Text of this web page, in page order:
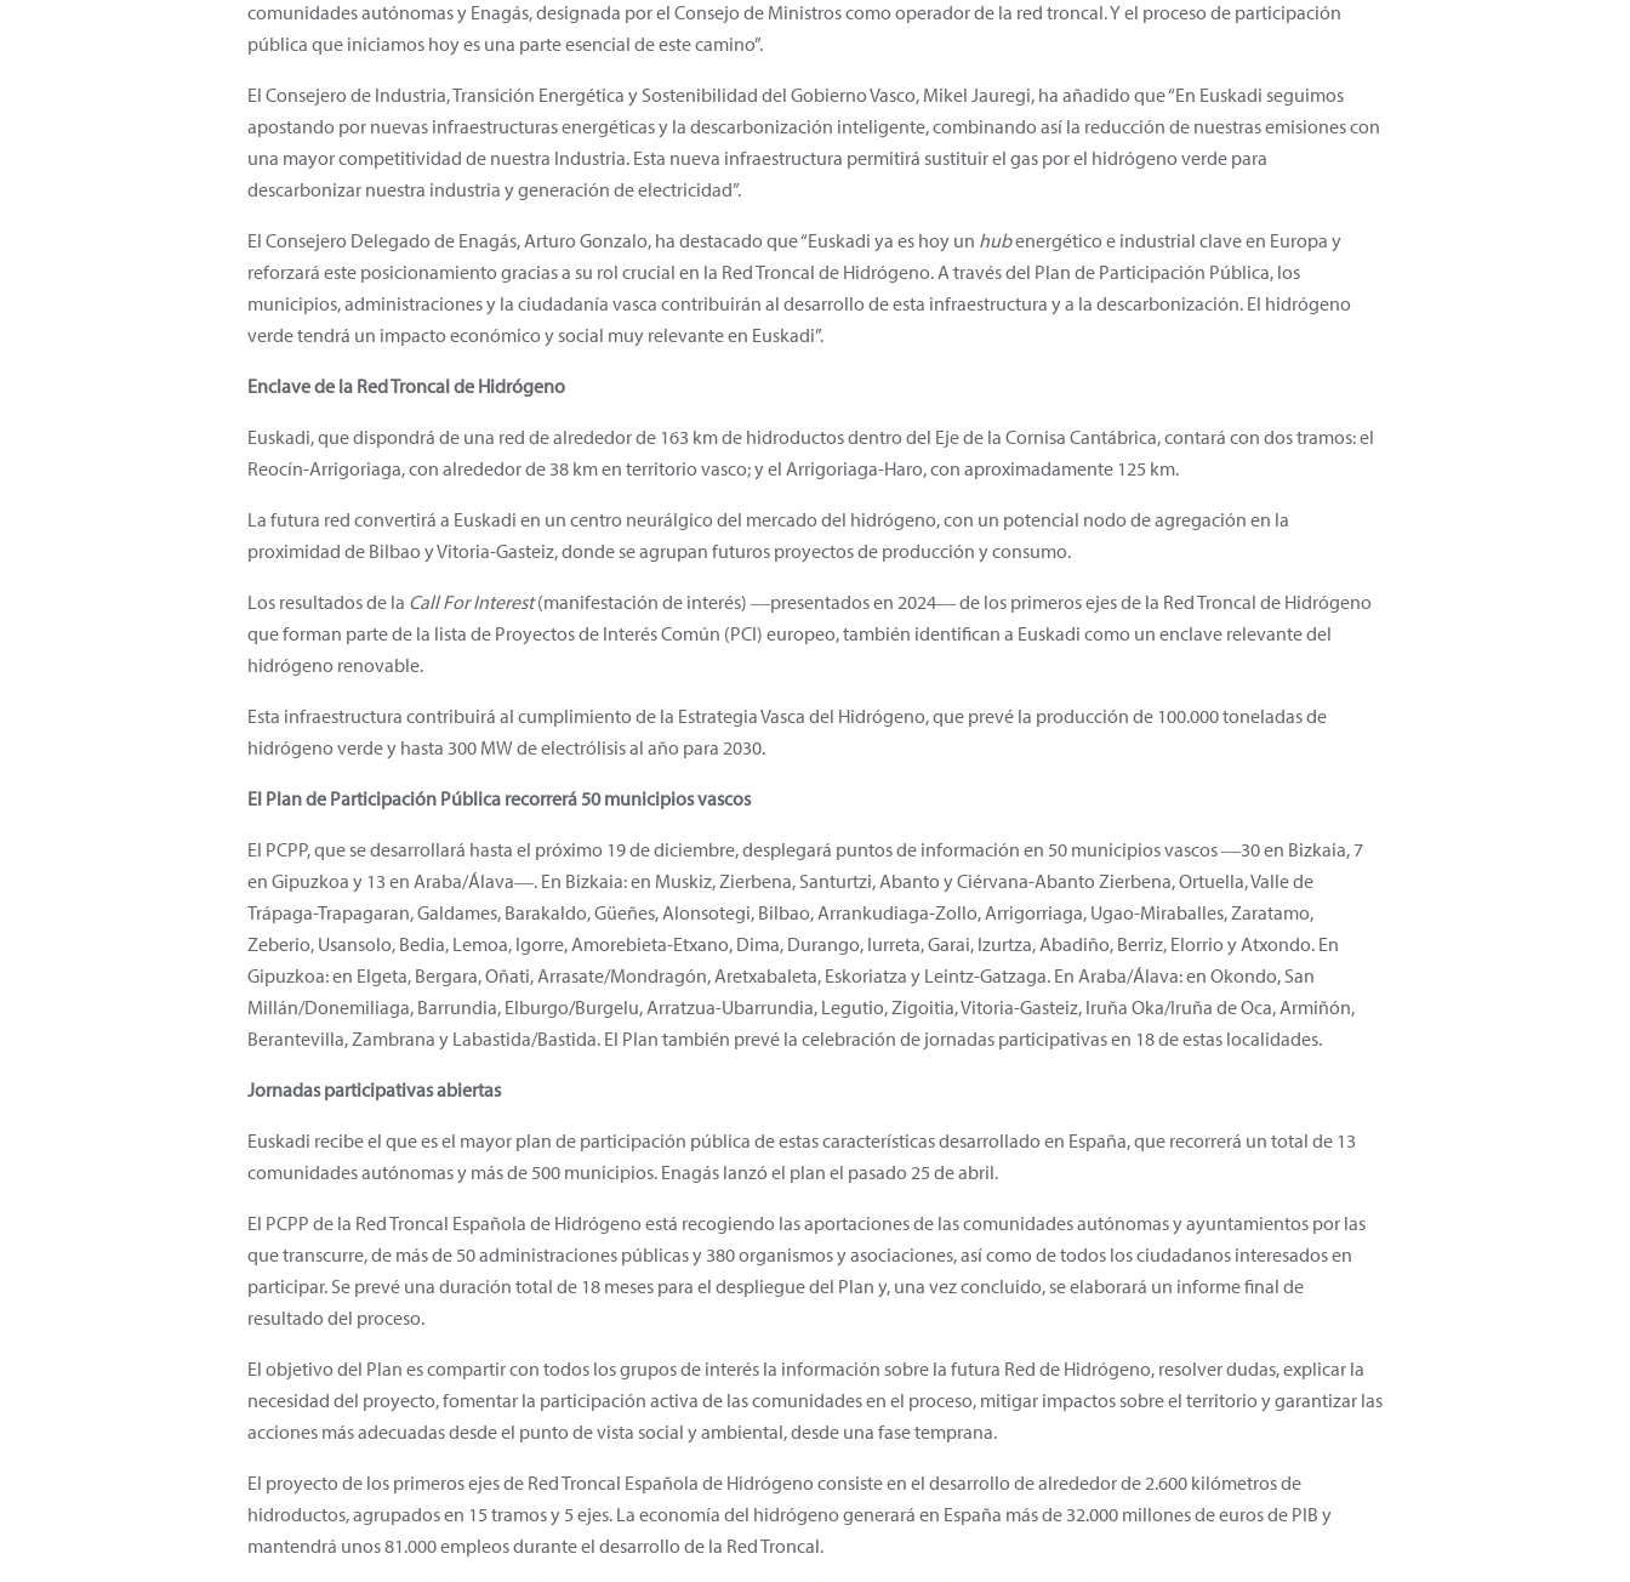
comunidades autónomas y Enagás, designada por el Consejo de Ministros como operador de la red troncal. Y el proceso de participación
pública que iniciamos hoy es una parte esencial de este camino”.
El Consejero de Industria, Transición Energética y Sostenibilidad del Gobierno Vasco, Mikel Jauregi, ha añadido que “En Euskadi seguimos
apostando por nuevas infraestructuras energéticas y la descarbonización inteligente, combinando así la reducción de nuestras emisiones con
una mayor competitividad de nuestra Industria. Esta nueva infraestructura permitirá sustituir el gas por el hidrógeno verde para
descarbonizar nuestra industria y generación de electricidad”.
El Consejero Delegado de Enagás, Arturo Gonzalo, ha destacado que “Euskadi ya es hoy un hubenergético e industrial clave en Europa y
reforzará este posicionamiento gracias a su rol crucial en la Red Troncal de Hidrógeno. A través del Plan de Participación Pública, los
municipios, administraciones y la ciudadanía vasca contribuirán al desarrollo de esta infraestructura y a la descarbonización. El hidrógeno
verde tendrá un impacto económico y social muy relevante en Euskadi”.
Enclave de la Red Troncal de Hidrógeno
Euskadi, que dispondrá de una red de alrededor de 163 km de hidroductos dentro del Eje de la Cornisa Cantábrica, contará con dos tramos: el
Reocín-Arrigoriaga, con alrededor de 38 km en territorio vasco; y el Arrigoriaga-Haro, con aproximadamente 125 km.
La futura red convertirá a Euskadi en un centro neurálgico del mercado del hidrógeno, con un potencial nodo de agregación en la
proximidad de Bilbao y Vitoria-Gasteiz, donde se agrupan futuros proyectos de producción y consumo.
Los resultados de la Call For Interest(manifestación de interés) ―presentados en 2024― de los primeros ejes de la Red Troncal de Hidrógeno
que forman parte de la lista de Proyectos de Interés Común (PCI) europeo, también identifican a Euskadi como un enclave relevante del
hidrógeno renovable.
Esta infraestructura contribuirá al cumplimiento de la Estrategia Vasca del Hidrógeno, que prevé la producción de 100.000 toneladas de
hidrógeno verde y hasta 300 MW de electrólisis al año para 2030.
El Plan de Participación Pública recorrerá 50 municipios vascos
El PCPP, que se desarrollará hasta el próximo 19 de diciembre, desplegará puntos de información en 50 municipios vascos ―30 en Bizkaia, 7
en Gipuzkoa y 13 en Araba/Álava―. En Bizkaia: en Muskiz, Zierbena, Santurtzi, Abanto y Ciérvana-Abanto Zierbena, Ortuella, Valle de
Trápaga-Trapagaran, Galdames, Barakaldo, Güeñes, Alonsotegi, Bilbao, Arrankudiaga-Zollo, Arrigorriaga, Ugao-Miraballes, Zaratamo,
Zeberio, Usansolo, Bedia, Lemoa, Igorre, Amorebieta-Etxano, Dima, Durango, Iurreta, Garai, Izurtza, Abadiño, Berriz, Elorrio y Atxondo. En
Gipuzkoa: en Elgeta, Bergara, Oñati, Arrasate/Mondragón, Aretxabaleta, Eskoriatza y Leintz-Gatzaga. En Araba/Álava: en Okondo, San
Millán/Donemiliaga, Barrundia, Elburgo/Burgelu, Arratzua-Ubarrundia, Legutio, Zigoitia, Vitoria-Gasteiz, Iruña Oka/Iruña de Oca, Armiñón,
Berantevilla, Zambrana y Labastida/Bastida. El Plan también prevé la celebración de jornadas participativas en 18 de estas localidades.
Jornadas participativas abiertas
Euskadi recibe el que es el mayor plan de participación pública de estas características desarrollado en España, que recorrerá un total de 13
comunidades autónomas y más de 500 municipios. Enagás lanzó el plan el pasado 25 de abril.
El PCPP de la Red Troncal Española de Hidrógeno está recogiendo las aportaciones de las comunidades autónomas y ayuntamientos por las
que transcurre, de más de 50 administraciones públicas y 380 organismos y asociaciones, así como de todos los ciudadanos interesados en
participar. Se prevé una duración total de 18 meses para el despliegue del Plan y, una vez concluido, se elaborará un informe final de
resultado del proceso.
El objetivo del Plan es compartir con todos los grupos de interés la información sobre la futura Red de Hidrógeno, resolver dudas, explicar la
necesidad del proyecto, fomentar la participación activa de las comunidades en el proceso, mitigar impactos sobre el territorio y garantizar las
acciones más adecuadas desde el punto de vista social y ambiental, desde una fase temprana.
El proyecto de los primeros ejes de Red Troncal Española de Hidrógeno consiste en el desarrollo de alrededor de 2.600 kilómetros de
hidroductos, agrupados en 15 tramos y 5 ejes. La economía del hidrógeno generará en España más de 32.000 millones de euros de PIB y
mantendrá unos 81.000 empleos durante el desarrollo de la Red Troncal.